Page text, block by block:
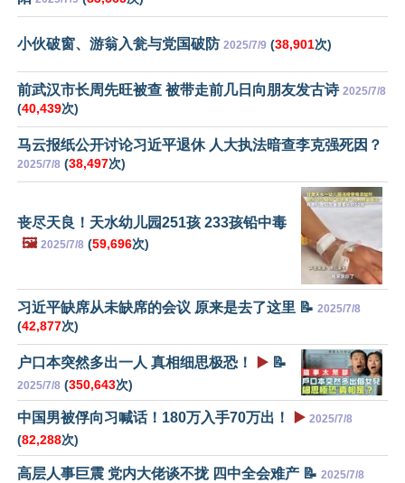
小伙破窗、游翁入瓮与党国破防 2025/7/9 (38,901次)
前武汉市长周先旺被查 被带走前几日向朋友发古诗 2025/7/8
(40,439次)
马云报纸公开讨论习近平退休 人大执法暗查李克强死因？
2025/7/8 (38,497次)
丧尽天良！天水幼儿园251孩 233孩铅中毒
🖼️ 2025/7/8 (59,696次)
习近平缺席从未缺席的会议 原来是去了这里 📝 2025/7/8
(42,877次)
户口本突然多出一人 真相细思极恐！ ▶️ 📝
2025/7/8 (350,643次)
中国男被俘向习喊话！180万入手70万出！ ▶️ 2025/7/8
(82,288次)
高层人事巨震 党内大佬谈不拢 四中全会难产 📝 2025/7/8